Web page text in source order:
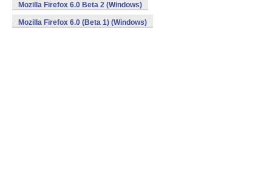
Mozilla Firefox 6.0 Beta 2 (Windows)
Mozilla Firefox 6.0 (Beta 1) (Windows)